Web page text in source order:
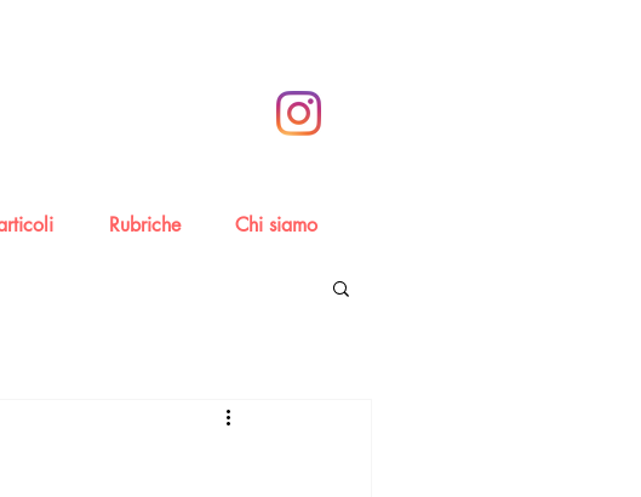
Rubriche Chi siamo